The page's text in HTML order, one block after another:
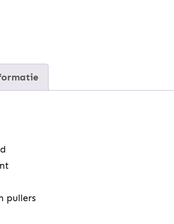
pullers